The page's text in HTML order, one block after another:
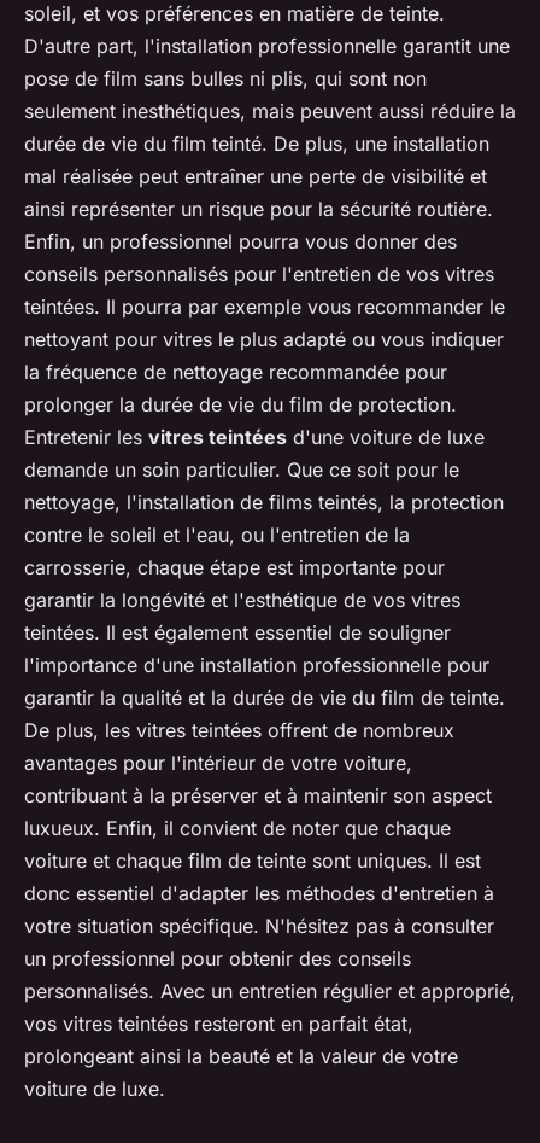
soleil, et vos préférences en matière de teinte.
D'autre part, l'installation professionnelle garantit une
pose de film sans bulles ni plis, qui sont non
seulement inesthétiques, mais peuvent aussi réduire la
durée de vie du film teinté. De plus, une installation
mal réalisée peut entraîner une perte de visibilité et
ainsi représenter un risque pour la sécurité routière.
Enfin, un professionnel pourra vous donner des
conseils personnalisés pour l'entretien de vos vitres
teintées. Il pourra par exemple vous recommander le
nettoyant pour vitres le plus adapté ou vous indiquer
la fréquence de nettoyage recommandée pour
prolonger la durée de vie du film de protection.
Entretenir les vitres teintées d'une voiture de luxe
demande un soin particulier. Que ce soit pour le
nettoyage, l'installation de films teintés, la protection
contre le soleil et l'eau, ou l'entretien de la
carrosserie, chaque étape est importante pour
garantir la longévité et l'esthétique de vos vitres
teintées. Il est également essentiel de souligner
l'importance d'une installation professionnelle pour
garantir la qualité et la durée de vie du film de teinte.
De plus, les vitres teintées offrent de nombreux
avantages pour l'intérieur de votre voiture,
contribuant à la préserver et à maintenir son aspect
luxueux. Enfin, il convient de noter que chaque
voiture et chaque film de teinte sont uniques. Il est
donc essentiel d'adapter les méthodes d'entretien à
votre situation spécifique. N'hésitez pas à consulter
un professionnel pour obtenir des conseils
personnalisés. Avec un entretien régulier et approprié,
vos vitres teintées resteront en parfait état,
prolongeant ainsi la beauté et la valeur de votre
voiture de luxe.